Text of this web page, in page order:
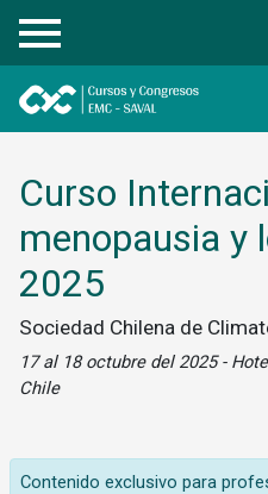
Registrarse
Curso
menopausia y
2025
Sociedad Chilena de
17 al 18 octubre del 2025 -
Chile
Contenido exclusivo para